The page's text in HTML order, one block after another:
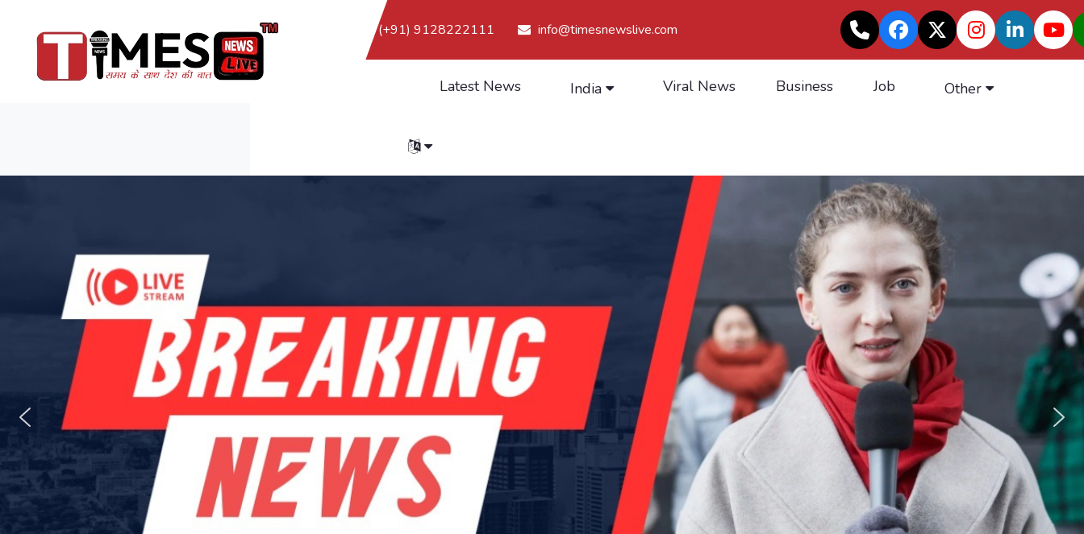
(+91) 9128222111 info@timesnewslive.com
Latest News India Viral News Business Job Other